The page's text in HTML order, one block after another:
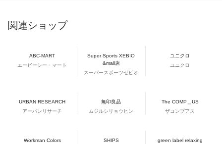
関連ショップ
ABC-MART
エービーシー・マート
Super Sports XEBIO
&mall店
スーパースポーツゼビオ
ユニクロ
ユニクロ
URBAN RESEARCH
アーバンリサーチ
無印良品
ムジルシリョウヒン
The COMP＿US
ザコンプアス
Workman Colors
SHIPS
green label relaxing